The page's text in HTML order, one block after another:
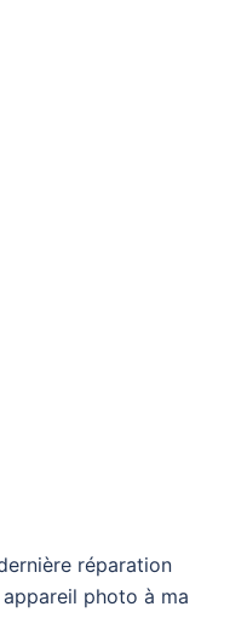
réparation
photo à ma